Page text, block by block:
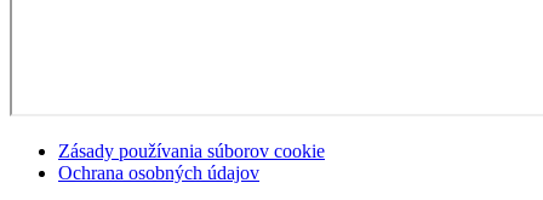
Zásady používania súborov cookie
Ochrana osobných údajov